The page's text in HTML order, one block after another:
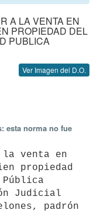
A LA VENTA EN
PROPIEDAD DEL
PUBLICA
Ver Imagen del D.O.
esta norma no fue
la venta en
propiedad
Judicial
padrón